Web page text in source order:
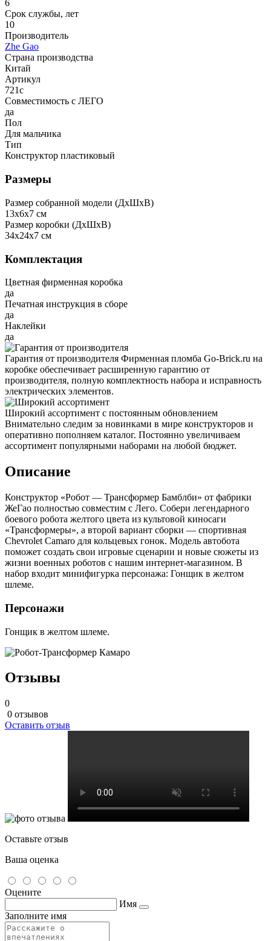
6
Срок службы, лет
10
Производитель
Zhe Gao
Страна производства
Китай
Артикул
721c
Совместимость с ЛЕГО
да
Пол
Для мальчика
Тип
Конструктор пластиковый
Размеры
Размер собранной модели (ДxШxВ)
13x6x7 см
Размер коробки (ДxШxВ)
34x24x7 см
Комплектация
Цветная фирменная коробка
да
Печатная инструкция в сборе
да
Наклейки
да
Гарантия от производителя Фирменная пломба Go-Brick.ru на
коробке обеспечивает расширенную гарантию от
производителя, полную комплектность набора и исправность
электрических элементов.
Широкий ассортимент с постоянным обновлением
Внимательно следим за новинками в мире конструкторов и
оперативно пополняем каталог. Постоянно увеличиваем
ассортимент популярными наборами на любой бюджет.
Описание
Конструктор «Робот — Трансформер Бамблби» от фабрики
ЖеГао полностью совместим с Лего. Собери легендарного
боевого робота желтого цвета из культовой киносаги
«Трансформеры», а второй вариант сборки — спортивная
Chevrolet Camaro для кольцевых гонок. Модель автобота
поможет создать свои игровые сценарии и новые сюжеты из
жизни военных роботов с нашим интернет-магазином. В
набор входит минифигурка персонажа: Гонщик в желтом
шлеме.
Персонажи
Гонщик в желтом шлеме.
Отзывы
0
0 отзывов
Оставить отзыв
Оставьте отзыв
Ваша оценка
Оцените
Имя
Заполните имя